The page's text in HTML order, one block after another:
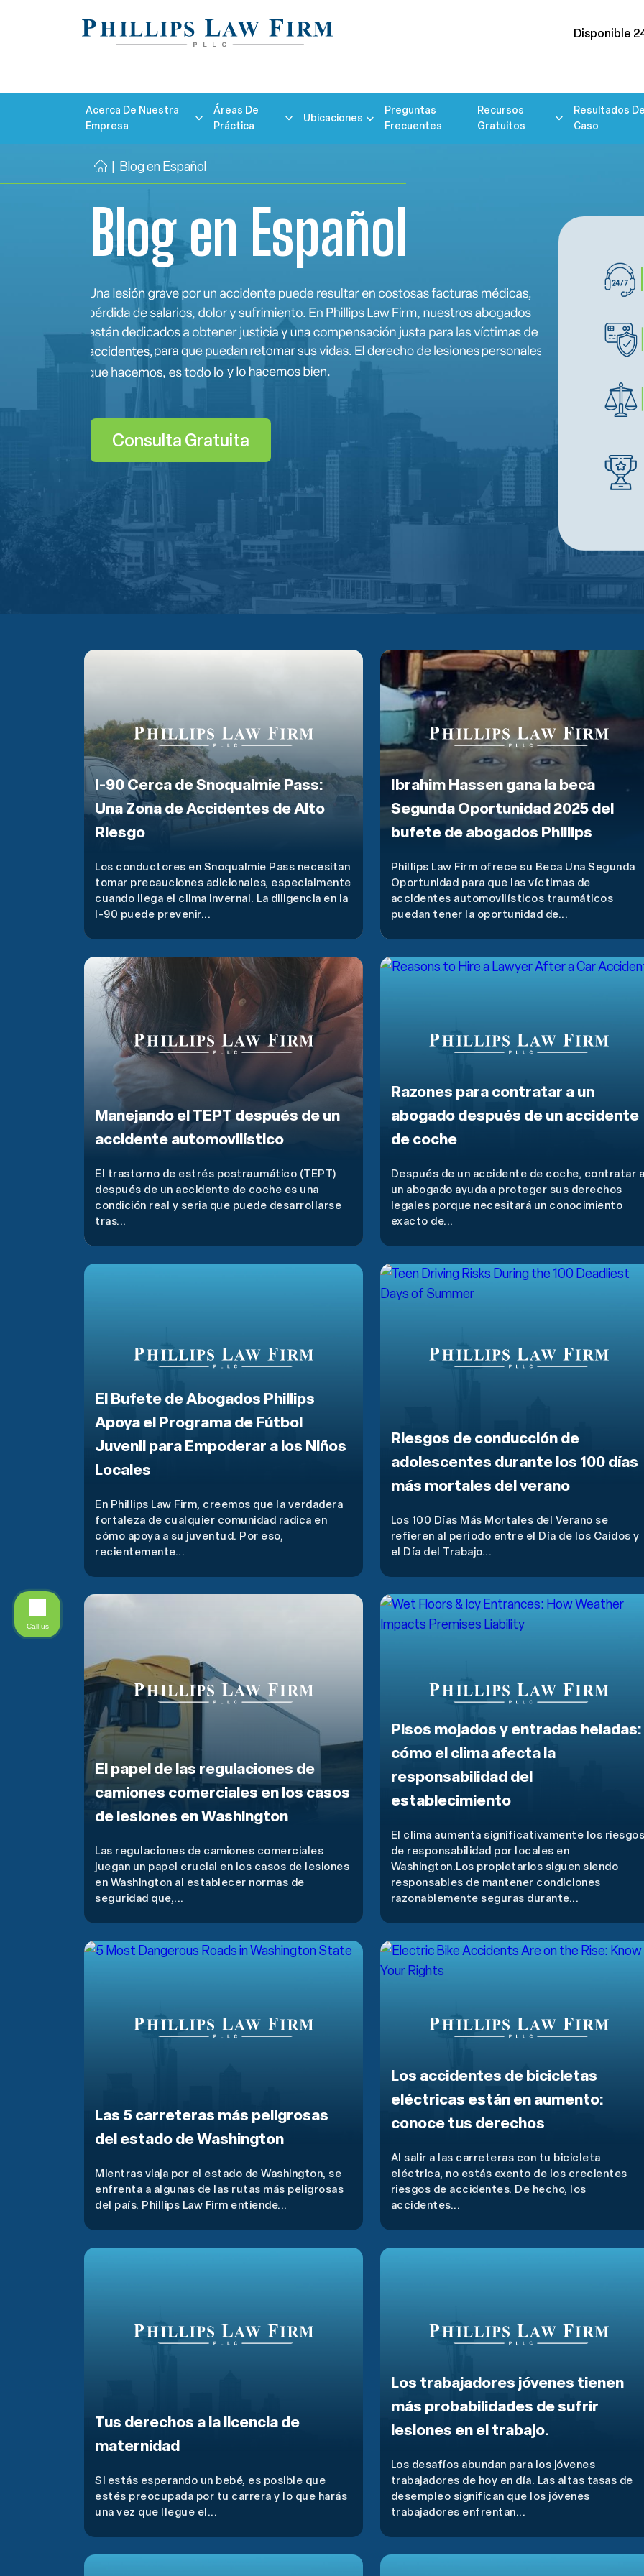
Disponible
Acerca De Nuestra
Empresa
Áreas De
Práctica
Ubicaciones
Preguntas
Frecuentes
Recursos
Gratuitos
Resultados Del
Caso
Ini
o
Blog en Español
Blog en Español
Consulta Gratuita
I-90 Cerca de Snoqualmie Pass:
Una Zona de Accidentes de Alto
Riesgo
Los conductores en Snoqualmie Pass necesitan
tomar precauciones adicionales, especialmente
cuando llega el clima invernal. La diligencia en la
I-90 puede prevenir...
Ibrahim Hassen gana la beca
Segunda Oportunidad 2025 del
bufete de abogados Phillips
Phillips Law Firm ofrece su Beca Una Segunda
Oportunidad para que las víctimas de
accidentes automovilísticos traumáticos
puedan tener la oportunidad de...
Manejando el TEPT después de un
accidente automovilístico
El trastorno de estrés postraumático (TEPT)
después de un accidente de coche es una
condición real y seria que puede desarrollarse
tras...
Razones para contratar a un
abogado después de un accidente
de coche
Después de un accidente de coche, contratar a
un abogado ayuda a proteger sus derechos
legales porque necesitará un conocimiento
exacto de...
El Bufete de Abogados Phillips
Apoya el Programa de Fútbol
Juvenil para Empoderar a los Niños
Locales
En Phillips Law Firm, creemos que la verdadera
fortaleza de cualquier comunidad radica en
cómo apoya a su juventud. Por eso,
recientemente...
Riesgos de conducción de
adolescentes durante los 100 días
más mortales del verano
Los 100 Días Más Mortales del Verano se
refieren al período entre el Día de los Caídos y
el Día del Trabajo...
El papel de las regulaciones de
camiones comerciales en los casos
de lesiones en Washington
Las regulaciones de camiones comerciales
juegan un papel crucial en los casos de lesiones
en Washington al establecer normas de
seguridad que,...
Pisos mojados y entradas heladas:
cómo el clima afecta la
responsabilidad del
establecimiento
El clima aumenta significativamente los riesgos
de responsabilidad por locales en
Washington.Los propietarios siguen siendo
responsables de mantener condiciones
razonablemente seguras durante...
Las 5 carreteras más peligrosas
del estado de Washington
Mientras viaja por el estado de Washington, se
enfrenta a algunas de las rutas más peligrosas
del país. Phillips Law Firm entiende...
Los accidentes de bicicletas
eléctricas están en aumento:
conoce tus derechos
Al salir a las carreteras con tu bicicleta
eléctrica, no estás exento de los crecientes
riesgos de accidentes. De hecho, los
accidentes...
Tus derechos a la licencia de
maternidad
Si estás esperando un bebé, es posible que
estés preocupada por tu carrera y lo que harás
una vez que llegue el...
Los trabajadores jóvenes tienen
más probabilidades de sufrir
lesiones en el trabajo.
Los desafíos abundan para los jóvenes
trabajadores de hoy en día. Las altas tasas de
desempleo significan que los jóvenes
trabajadores enfrentan...
Call us